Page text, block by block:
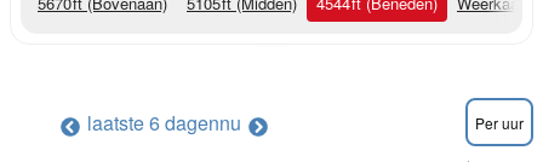
laatste 6 dagennu Per uur